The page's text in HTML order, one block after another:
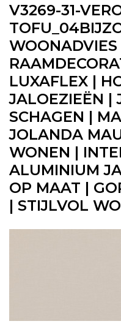
V3269-31-
WOONADVIES
LUXAFLEX |
JALOEZIEËN |
SCHAGEN |
JOLANDA
WONEN |
ALUMINIUM
OP MAAT |
| STIJLVOL